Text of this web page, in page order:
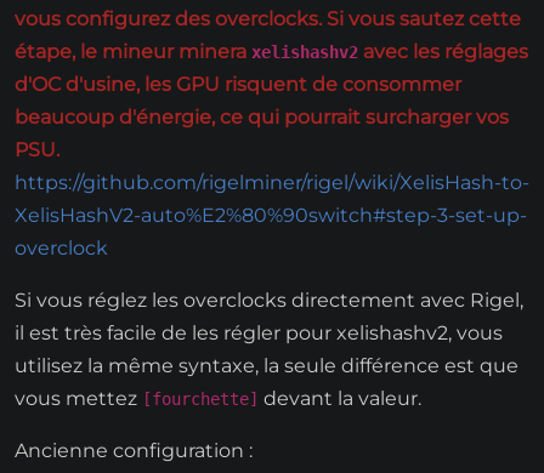
vous configurez des overclocks. Si vous sautez cette
étape, le mineur minera xelishashv2 avec les réglages
d'OC d'usine, les GPU risquent de consommer
beaucoup d'énergie, ce qui pourrait surcharger vos
PSU.
https://github.com/rigelminer/rigel/wiki/XelisHash-to-
XelisHashV2-auto%E2%80%90switch#step-3-set-up-
overclock
Si vous réglez les overclocks directement avec Rigel,
il est très facile de les régler pour xelishashv2, vous
utilisez la même syntaxe, la seule différence est que
vous mettez [fourchette] devant la valeur.
Ancienne configuration :